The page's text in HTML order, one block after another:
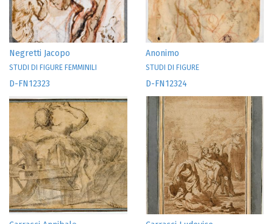
Negretti Jacopo
STUDI DI FIGURE FEMMINILI
Anonimo
STUDI DI FIGURE
D-FN12323 D-FN12324